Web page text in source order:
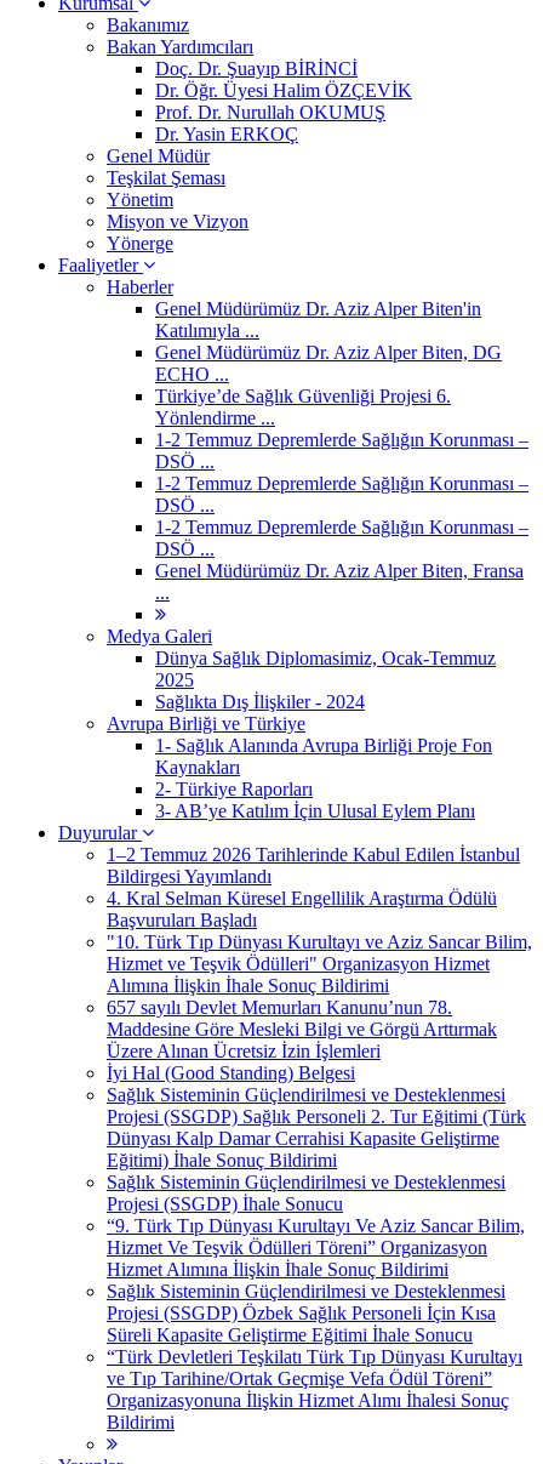
Bakanımız
Bakan Yardımcıları
Doç. Dr. Şuayıp BİRİNCİ
Dr. Öğr. Üyesi Halim ÖZÇEVİK
Prof. Dr. Nurullah OKUMUŞ
Dr. Yasin ERKOÇ
Genel Müdür
Teşkilat Şeması
Yönetim
Misyon ve Vizyon
Yönerge
Faaliyetler
Haberler
Genel Müdürümüz Dr. Aziz Alper Biten'in
Katılımıyla ...
Genel Müdürümüz Dr. Aziz Alper Biten, DG
ECHO ...
Türkiye’de Sağlık Güvenliği Projesi 6.
Yönlendirme ...
1-2 Temmuz Depremlerde Sağlığın Korunması –
DSÖ ...
1-2 Temmuz Depremlerde Sağlığın Korunması –
DSÖ ...
1-2 Temmuz Depremlerde Sağlığın Korunması –
DSÖ ...
Genel Müdürümüz Dr. Aziz Alper Biten, Fransa
...
Medya Galeri
Dünya Sağlık Diplomasimiz, Ocak-Temmuz
2025
Sağlıkta Dış İlişkiler - 2024
Avrupa Birliği ve Türkiye
1- Sağlık Alanında Avrupa Birliği Proje Fon
Kaynakları
2- Türkiye Raporları
3- AB’ye Katılım İçin Ulusal Eylem Planı
Duyurular
1–2 Temmuz 2026 Tarihlerinde Kabul Edilen İstanbul
Bildirgesi Yayımlandı
4. Kral Selman Küresel Engellilik Araştırma Ödülü
Başvuruları Başladı
"10. Türk Tıp Dünyası Kurultayı ve Aziz Sancar Bilim,
Hizmet ve Teşvik Ödülleri" Organizasyon Hizmet
Alımına İlişkin İhale Sonuç Bildirimi
657 sayılı Devlet Memurları Kanunu’nun 78.
Maddesine Göre Mesleki Bilgi ve Görgü Arttırmak
Üzere Alınan Ücretsiz İzin İşlemleri
İyi Hal (Good Standing) Belgesi
Sağlık Sisteminin Güçlendirilmesi ve Desteklenmesi
Projesi (SSGDP) Sağlık Personeli 2. Tur Eğitimi (Türk
Dünyası Kalp Damar Cerrahisi Kapasite Geliştirme
Eğitimi) İhale Sonuç Bildirimi
Sağlık Sisteminin Güçlendirilmesi ve Desteklenmesi
Projesi (SSGDP) İhale Sonucu
“9. Türk Tıp Dünyası Kurultayı Ve Aziz Sancar Bilim,
Hizmet Ve Teşvik Ödülleri Töreni” Organizasyon
Hizmet Alımına İlişkin İhale Sonuç Bildirimi
Sağlık Sisteminin Güçlendirilmesi ve Desteklenmesi
Projesi (SSGDP) Özbek Sağlık Personeli İçin Kısa
Süreli Kapasite Geliştirme Eğitimi İhale Sonucu
“Türk Devletleri Teşkilatı Türk Tıp Dünyası Kurultayı
ve Tıp Tarihine/Ortak Geçmişe Vefa Ödül Töreni”
Organizasyonuna İlişkin Hizmet Alımı İhalesi Sonuç
Bildirimi